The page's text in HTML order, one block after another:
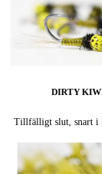
DIRTY
Tillfälligt slut, snart i